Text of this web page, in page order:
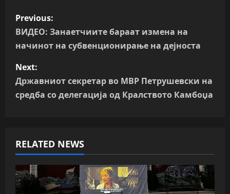
P
o
t
n
v
i
g
Previous:
ВИДЕО: Занаетчиите бараат измена на
начинот на субвенционирање на дејноста
Next:
Државниот секретар во МВР Петрушевски на
средба со делегација од Кралството Камбоџа
RELATED NEWS